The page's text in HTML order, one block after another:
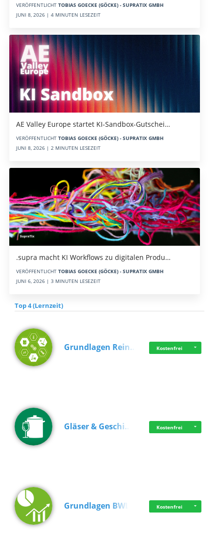
VERÖFFENTLICHT TOBIAS GOECKE (GÖCKE) - SUPRATIX GMBH
JUNI 8, 2026 | 4 MINUTEN LESEZEIT
AE Valley Europe startet KI-Sandbox-Gutschei…
VERÖFFENTLICHT TOBIAS GOECKE (GÖCKE) - SUPRATIX GMBH
JUNI 8, 2026 | 2 MINUTEN LESEZEIT
.supra macht KI Workflows zu digitalen Produ…
VERÖFFENTLICHT TOBIAS GOECKE (GÖCKE) - SUPRATIX GMBH
JUNI 6, 2026 | 3 MINUTEN LESEZEIT
Top 4 (Lernzeit)
Grundlagen Rein… Kostenfrei
Gläser & Geschi… Kostenfrei
Grundlagen BWL Kostenfrei